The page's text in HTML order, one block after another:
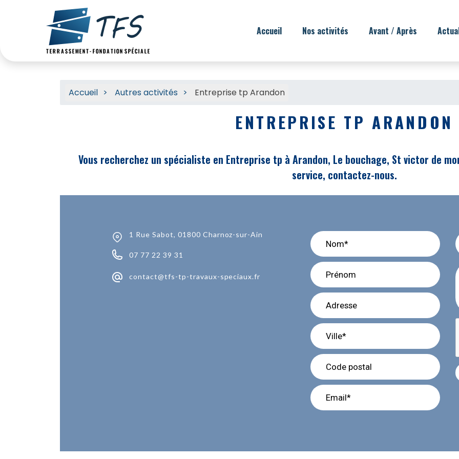
Accueil Nos activités Avant / Après
Accueil Autres activités Entreprise tp Arandon
ENTREPRISE TP ARANDON
Vous recherchez un spécialiste en Entreprise tp à Arandon, Le bouchage, St victor de
service, contactez-nous.
1 Rue Sabot, 01800 Charnoz-sur-Ain
07 77 22 39 31
contact@tfs-tp-travaux-speciaux.fr